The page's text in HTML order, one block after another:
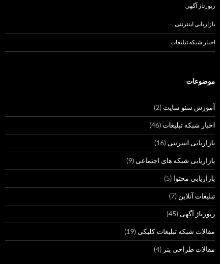
رپورتاژ آگهی
بازاریابی اینترنتی
اخبار شبکه تبلیغات
موضوعات
آموزش سئو سایت (2)
اخبار شبکه تبلیغات (46)
بازاریابی اینترنتی (16)
بازاریابی شبکه های اجتماعی (9)
بازاریابی محتوا (5)
تبلیغات آنلاین (7)
رپورتاژ آگهی (45)
مقالات شبکه تبلیغات کلیکی (19)
مقالات طراحی بنر (4)